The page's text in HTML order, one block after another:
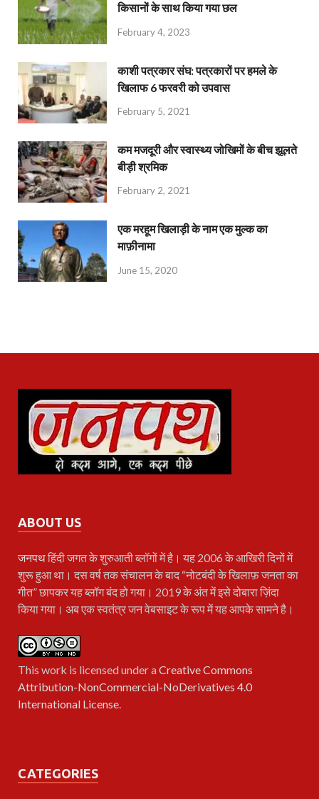
किसानों के साथ किया गया छल
February 4, 2023
काशी पत्रकार संघ: पत्रकारों पर हमले के
खिलाफ 6 फरवरी को उपवास
February 5, 2021
कम मजदूरी और स्वास्थ्य जोखिमों के बीच झूलते
बीड़ी श्रमिक
February 2, 2021
एक मरहूम खिलाड़ी के नाम एक मुल्क का
माफ़ीनामा
June 15, 2020
ABOUT US
जनपथहिंदी जगत के शुरुआती ब्लॉगों में है। यह 2006 के आखिरी दिनों में
शुरू हुआ था। दस वर्ष तक संचालन के बाद “नोटबंदी के खिलाफ़ जनता का
गीत” छापकर यह ब्लॉग बंद हो गया। 2019 के अंत में इसे दोबारा ज़िंदा
किया गया। अब एक स्वतंत्र जन वेबसाइट के रूप में यह आपके सामने है।
This work is licensed under aCreative Commons
Attribution-NonCommercial-NoDerivatives 4.0
International License.
CATEGORIES